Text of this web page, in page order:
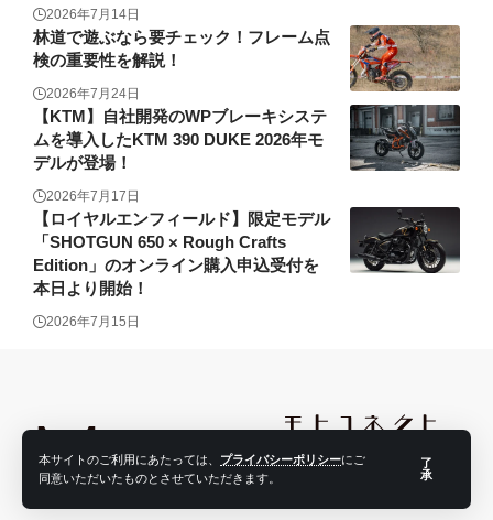
本サイトのご利用にあたっては、 プライバシーポリシーにご
同意いただいたものとさせていただきます。
了
承
2026年7月14日
林道で遊ぶなら要チェック！フレーム点
検の重要性を解説！
2026年7月24日
【KTM】自社開発のWPブレーキシステ
ムを導入したKTM 390 DUKE 2026年モ
デルが登場！
2026年7月17日
【ロイヤルエンフィールド】限定モデル
「SHOTGUN 650 × Rough Crafts
Edition」のオンライン購入申込受付を
本日より開始！
2026年7月15日